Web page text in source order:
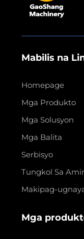
Mabilis na
Homepage
Mga Produkto
Mga Solusyon
Mga Balita
Serbisyo
Tungkol Sa
Makipag-
Mga